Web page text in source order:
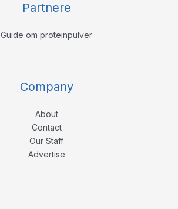
Partnere
Guide om proteinpulver
Company
About
Contact
Our Staff
Advertise